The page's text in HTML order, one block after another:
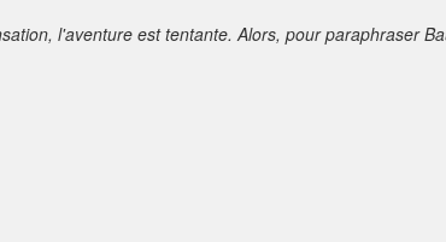
l'aventure est tentante. Alors, pour paraphraser